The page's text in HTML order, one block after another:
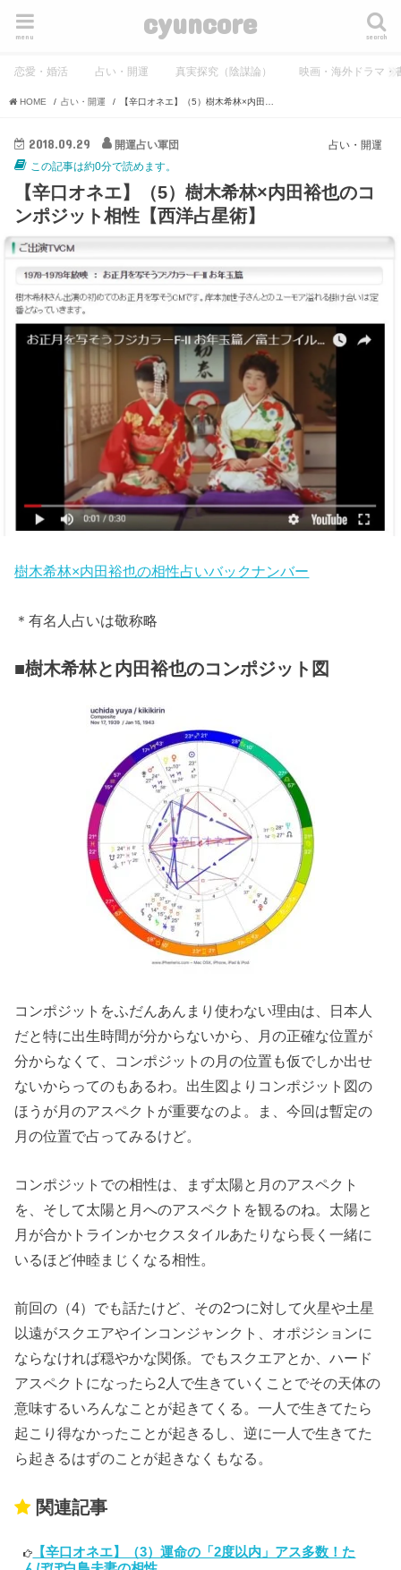
cyuncore search
menu
恋愛・婚活 占い・開運 真実探究（陰謀論） 映画・海外ドラマ・
HOME 占い・開運
占い・開運
2018.09.29
開運占い軍団
この記事は約0分で読めます。
【辛口オネエ】（5）樹木希林×内田裕也のコ
ンポジット相性【西洋占星術】
樹木希林×内田裕也の相性占いバックナンバー
＊有名人占いは敬称略
■樹木希林と内田裕也のコンポジット図
コンポジットをふだんあんまり使わない理由は、日本人
だと特に出生時間が分からないから、月の正確な位置が
分からなくて、コンポジットの月の位置も仮でしか出せ
ないからってのもあるわ。出生図よりコンポジット図の
ほうが月のアスペクトが重要なのよ。ま、今回は暫定の
月の位置で占ってみるけど。
コンポジットでの相性は、まず太陽と月のアスペクト
を、そして太陽と月へのアスペクトを観るのね。太陽と
月が合かトラインかセクスタイルあたりなら長く一緒に
いるほど仲睦まじくなる相性。
前回の（4）でも話たけど、その2つに対して火星や土星
以遠がスクエアやインコンジャンクト、オポジションに
ならなければ穏やかな関係。でもスクエアとか、ハード
アスペクトになったら2人で生きていくことでその天体の
意味するいろんなことが起きてくる。一人で生きてたら
起こり得なかったことが起きるし、逆に一人で生きてた
ら起きるはずのことが起きなくもなる。
関連記事
【辛口オネエ】（3）運命の「2度以内」アス多数！た